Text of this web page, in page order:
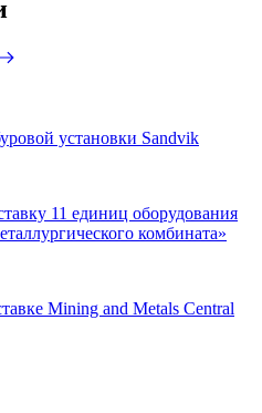
установки Sandvik
11 единиц оборудования
комбината»
Mining and Metals Central